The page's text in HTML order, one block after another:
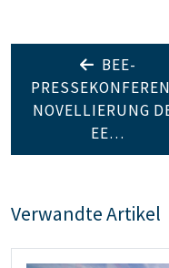
BEE-
NOVELLIERUNG
EE…
Verwandte Artikel